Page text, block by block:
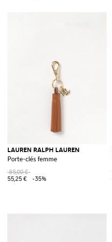
LAUREN RALPH LAUREN
Porte-clés femme
85,00 €
55,25 €
-35%